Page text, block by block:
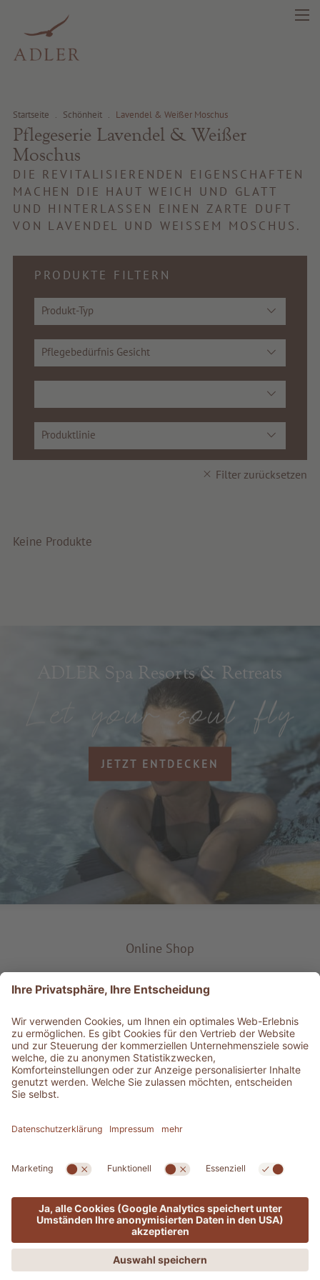
Nur online gültig!
Schönheit
Gesundheit
Fragrance
Beste Qualität
Tipps & News
Service & Info
Startseite . Schönheit . Lavendel & Weißer Moschus
Pflegeserie Lavendel & Weißer
Moschus
DIE REVITALISIERENDEN EIGENSCHAFTEN
MACHEN DIE HAUT WEICH UND GLATT
UND HINTERLASSEN EINEN ZARTE DUFT
VON LAVENDEL UND WEISSEM MOSCHUS.
PRODUKTE FILTERN
Produkt-Typ
Pflegebedürfnis Gesicht
Produktlinie
Filter zurücksetzen
Keine Produkte
ADLER Spa Resorts & Retreats
JETZT ENTDECKEN
Online Shop
Service & Info
Adler Shop
MwSt-Nr. 01350320212
Sitemap
Impressum Privacy
Barrierefreiheitserklärung
Cookie-Einstellungen
Presse
produced by